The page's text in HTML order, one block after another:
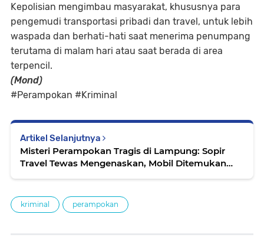
Kepolisian mengimbau masyarakat, khususnya para
pengemudi transportasi pribadi dan travel, untuk lebih
waspada dan berhati-hati saat menerima penumpang
terutama di malam hari atau saat berada di area
terpencil.
(Mond)
#Perampokan #Kriminal
Artikel Selanjutnya
Misteri Perampokan Tragis di Lampung: Sopir
Travel Tewas Mengenaskan, Mobil Ditemukan
kriminal perampokan